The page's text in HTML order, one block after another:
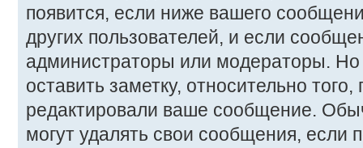
появится, если ниже вашего
других пользователей, и если
администраторы или модераторы. Но
оставить заметку, относительно
редактировали ваше сообщение.
могут удалять свои сообщения, если